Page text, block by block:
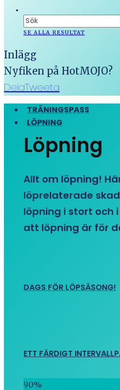
SE ALLA RESULTAT
Inlägg
Nyfiken på HotMOJO?
DelaTweeta
TRÄNINGSPASS
LÖPNING
Löpning
Allt om löpning!
löprelaterade
löpning i stort och
att löpning är för
DAGS FÖR LÖPSÄSONG!
ETT FÄRDIGT
90%